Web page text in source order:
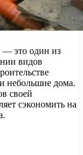
— это один из
видов
небольшие дома.
своей
сэкономить на